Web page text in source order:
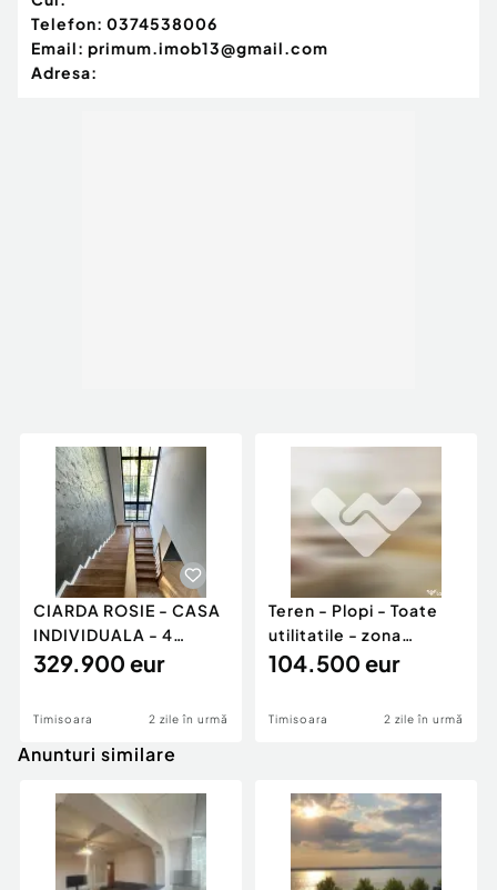
Telefon: 0374538006
Email: primum.imob13@gmail.com
Adresa:
CIARDA ROSIE - CASA
INDIVIDUALA - 4
CAMERE - 3 BAI -
329.900 eur
Timisoara 2 zile în urmă
Teren - Plopi - Toate
utilitatile - zona
linistita
104.500 eur
Timisoara 2 zile în urmă
Anunturi similare